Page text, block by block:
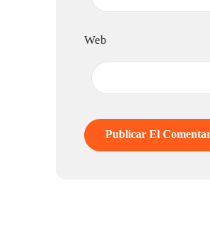
Web